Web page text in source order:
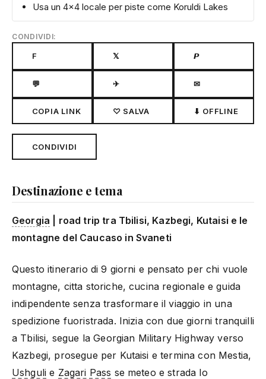
Usa un 4x4 locale per piste come Koruldi Lakes
CONDIVIDI:
F 𝕏 𝙋
💬 ✈ ✉
COPIA LINK ♡ SALVA ⬇ OFFLINE
CONDIVIDI
Destinazione e tema
Georgia | road trip tra Tbilisi, Kazbegi, Kutaisi e le
montagne del Caucaso in Svaneti
Questo itinerario di 9 giorni e pensato per chi vuole
montagne, citta storiche, cucina regionale e guida
indipendente senza trasformare il viaggio in una
spedizione fuoristrada. Inizia con due giorni tranquilli
a Tbilisi, segue la Georgian Military Highway verso
Kazbegi, prosegue per Kutaisi e termina con Mestia,
Ushguli e Zagari Pass se meteo e strada lo